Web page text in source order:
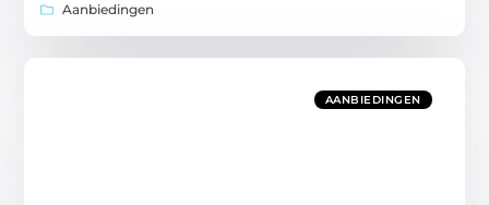
Aanbiedingen
AANBIEDINGEN